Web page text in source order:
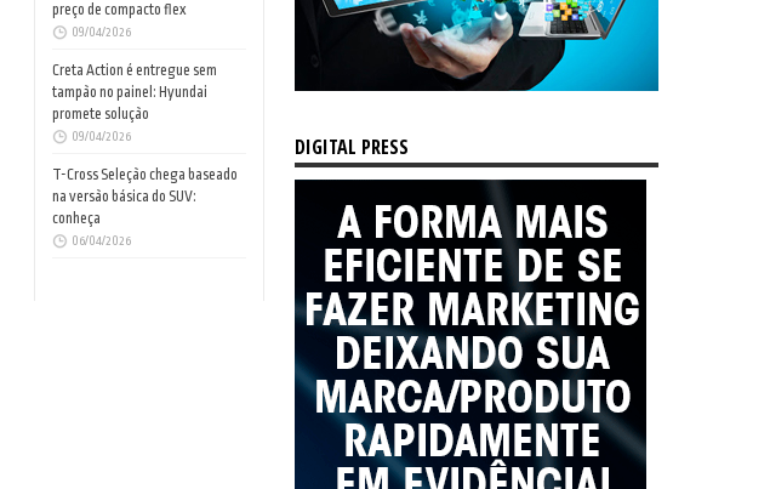
preço de compacto flex
09/04/2026
Creta Action é entregue sem
tampão no painel: Hyundai
promete solução
09/04/2026
T-Cross Seleção chega baseado
na versão básica do SUV:
conheça
06/04/2026
DIGITAL PRESS